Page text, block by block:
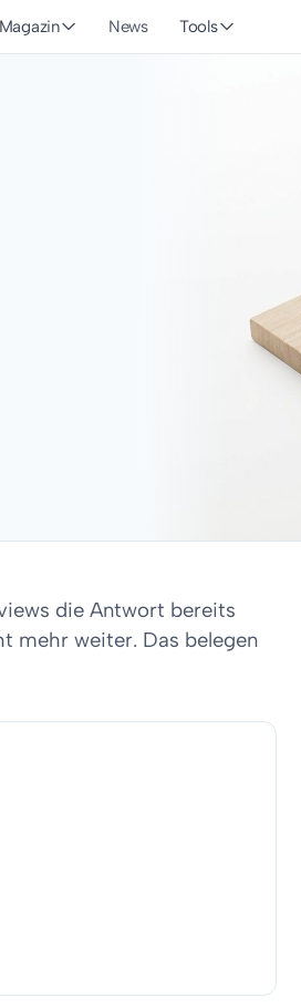
Magazin News Tools
die Antwort bereits
mehr weiter. Das belegen